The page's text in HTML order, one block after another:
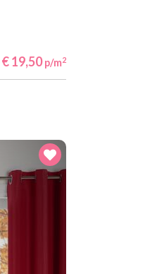
€ 19,50 p/m2